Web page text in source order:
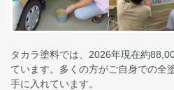
タカラ塗料では、2026年現在約
ています。多くの方がご自身での全
手に入れています。